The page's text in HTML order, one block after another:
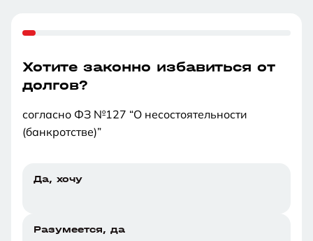
Хотите законно избавиться от
долгов?
согласно ФЗ №127 “О несостоятельности
(банкротстве)”
Да, хочу
Разумеется, да